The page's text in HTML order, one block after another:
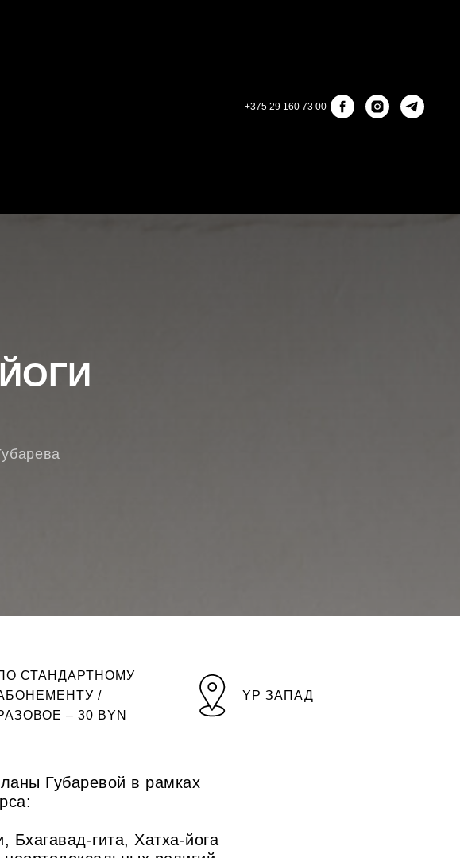
+375 29 160 73 00
СТАНДАРТНОМУ
/
– 30 BYN
YP ЗАПАД
Губаревой в рамках
гита, Хатха-йога